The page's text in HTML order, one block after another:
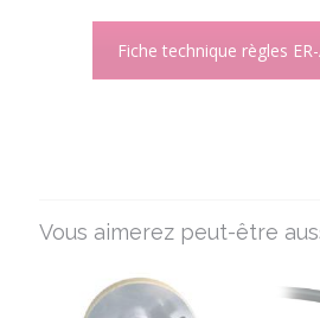
Fiche technique règles
Vous aimerez peut-être